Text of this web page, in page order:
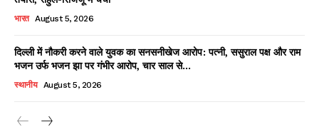
भारत August 5, 2026
दिल्ली में नौकरी करने वाले युवक का सनसनीखेज आरोप: पत्नी, ससुराल पक्ष और राम
भजन उर्फ भजन झा पर गंभीर आरोप, चार साल से...
स्थानीय August 5, 2026